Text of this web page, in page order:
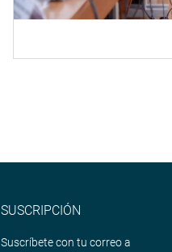
SUSCRIPCIÓN
Suscríbete con tu correo a